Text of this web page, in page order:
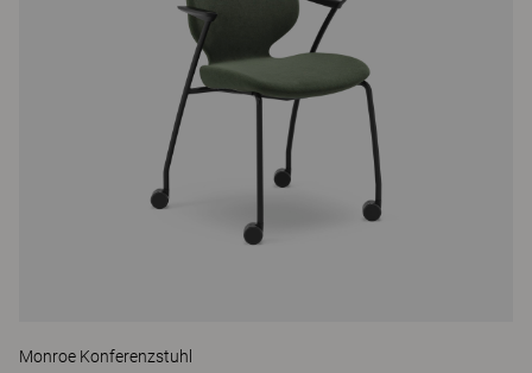
Monroe Konferenzstuhl